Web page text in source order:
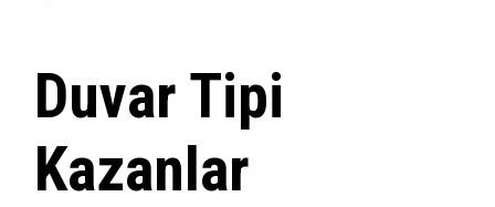
Duvar Tipi
Kazanlar